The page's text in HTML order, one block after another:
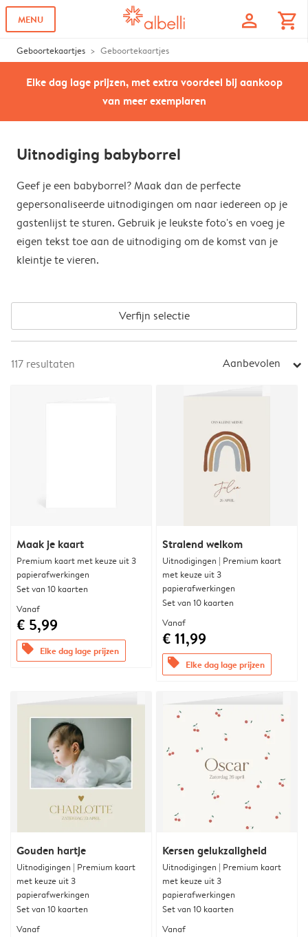
MENU profile shopping_cart
Geboortekaartjes Geboortekaartjes
Elke dag lage prijzen, met extra voordeel bij aankoop
van meer exemplaren
Uitnodiging babyborrel
Geef je een babyborrel? Maak dan de perfecte
gepersonaliseerde uitnodigingen om naar iedereen op je
gastenlijst te sturen. Gebruik je leukste foto's en voeg je
eigen tekst toe aan de uitnodiging om de komst van je
kleintje te vieren.
Verfijn selectie
117 resultaten Aanbevolen arrow_right
Maak je kaart
Premium kaart met keuze uit 3
papierafwerkingen
Set van 10 kaarten
Vanaf
€ 5,99
offers Elke dag lage prijzen
Stralend welkom
Uitnodigingen | Premium kaart
met keuze uit 3
papierafwerkingen
Set van 10 kaarten
Vanaf
€ 11,99
offers Elke dag lage prijzen
Gouden hartje
Uitnodigingen | Premium kaart
met keuze uit 3
papierafwerkingen
Set van 10 kaarten
Vanaf
Kersen gelukzaligheid
Uitnodigingen | Premium kaart
met keuze uit 3
papierafwerkingen
Set van 10 kaarten
Vanaf